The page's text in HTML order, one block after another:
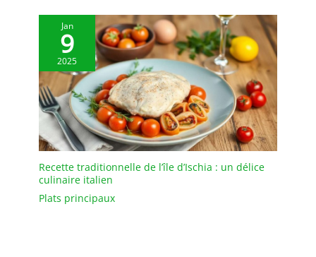
Jan
9
2025
Recette traditionnelle de l’île d’Ischia : un délice
culinaire italien
Plats principaux